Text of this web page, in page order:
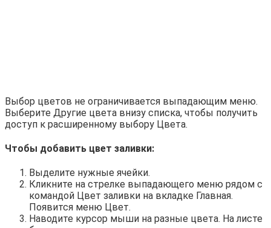
Выбор цветов не ограничивается выпадающим меню.
Выберите Другие цвета внизу списка, чтобы получить
доступ к расширенному выбору Цвета.
Чтобы добавить цвет заливки:
Выделите нужные ячейки.
Кликните на стрелке выпадающего меню рядом с
командой Цвет заливки на вкладке Главная.
Появится меню Цвет.
Наводите курсор мыши на разные цвета. На листе